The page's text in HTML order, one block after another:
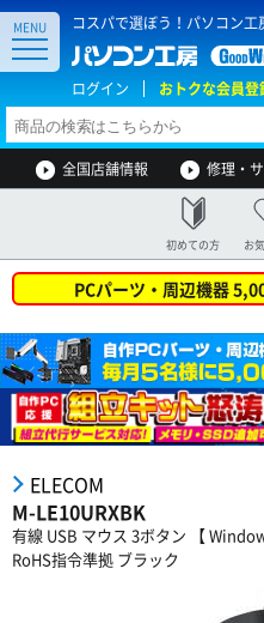
コスパで選ぼう！パソコン工
ログイン おトクな会員登
MENU
全国店舗情報 修理・
初めての方 お
PCパーツ・周辺機器
ELECOM
M-LE10URXBK
有線 USB マウス 3ボタン 【
RoHS指令準拠 ブラック